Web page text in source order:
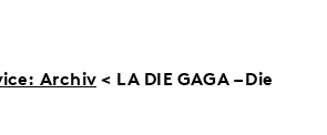
Archiv< LA DIE GAGA – Die